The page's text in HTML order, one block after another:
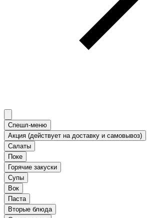
Спешл-меню
Акция (действует на доставку и самовывоз)
Салаты
Поке
Горячие закуски
Супы
Вок
Паста
Вторые блюда